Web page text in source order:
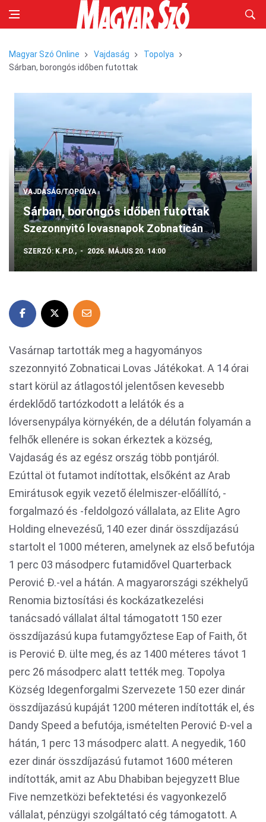
Magyar Szó Online Vajdaság
Topolya
Sárban, borongós időben futottak
VAJDASÁG/TOPOLYA
Sárban, borongós időben futottak
Szezonnyitó lovasnapok Zobnaticán
SZERZŐ: K.P.D., 2026. MÁJUS 20. 14:00
Vasárnap tartották meg a hagyományos
szezonnyitó Zobnaticai Lovas Játékokat. A 14 órai
start körül az átlagostól jelentősen kevesebb
érdeklődő tartózkodott a lelátók és a
lóversenypálya környékén, de a délután folyamán a
felhők ellenére is sokan érkeztek a község,
Vajdaság és az egész ország több pontjáról.
Ezúttal öt futamot indítottak, elsőként az Arab
Emirátusok egyik vezető élelmiszer-előállító, -
forgalmazó és -feldolgozó vállalata, az Elite Agro
Holding elnevezésű, 140 ezer dinár összdíjazású
startolt el 1000 méteren, amelynek az első befutója
1 perc 03 másodperc futamidővel Quarterback
Perović Đ.-vel a hátán. A magyarországi székhelyű
Renomia biztosítási és kockázatkezelési
tanácsadó vállalat által támogatott 150 ezer
összdíjazású kupa futamgyőztese Eap of Faith, őt
is Perović Đ. ülte meg, és az 1400 méteres távot 1
perc 26 másodperc alatt tették meg. Topolya
Község Idegenforgalmi Szervezete 150 ezer dinár
összdíjazású kupáját 1200 méteren indították el, és
Dandy Speed a befutója, ismételten Perović Đ-vel a
hátán, 1 perc 13 másodperc alatt. A negyedik, 160
ezer dinár összdíjazású futamot 1600 méteren
indították, amit az Abu Dhabiban bejegyzett Blue
Five nemzetközi befektetési és vagyonkezelő
vállalat, pénzügyi szolgáltató cég támogatott. A